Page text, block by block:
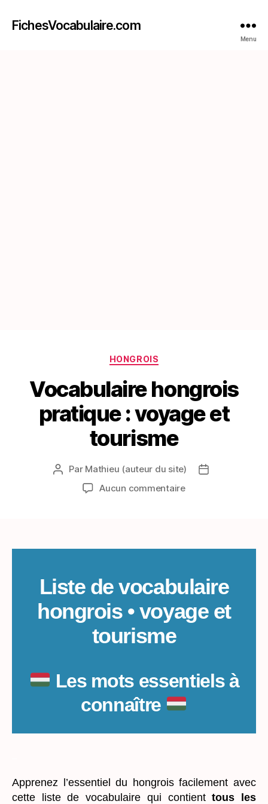
FichesVocabulaire.com
Menu
Catégories
HONGROIS
Vocabulaire hongrois
pratique : voyage et
tourisme
Auteur
l’article
Par Mathieu (auteur du site)
Date
Aucun commentairesur
tourisme
Liste de vocabulaire
hongrois • voyage et
tourisme
Les mots essentiels à
connaître
Apprenez l’essentiel du hongrois facilement avec
cette liste de vocabulaire qui contienttous les